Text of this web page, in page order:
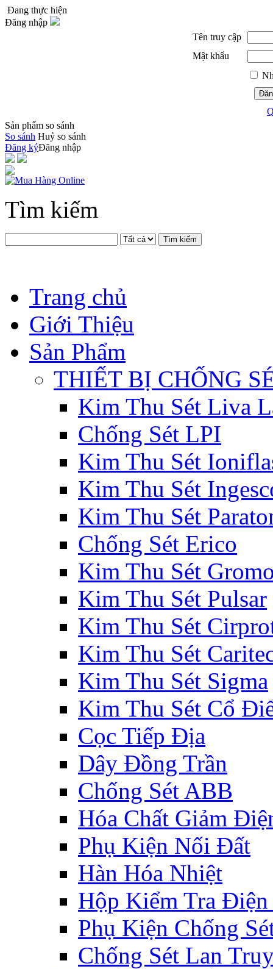
Đang thực hiện
Đăng nhập
Tên truy cập
Mật khẩu
Sản phẩm so sánh
So sánh Huỷ so sánh
Đăng kýĐăng nhập
Tìm kiếm
Tìm kiếm
Trang chủ
Giới Thiệu
Sản Phẩm
THIẾT BỊ CHỐNG
Kim Thu Sét Liva
Chống Sét LPI
Kim Thu Sét
Kim Thu Sét
Kim Thu Sét
Chống Sét Erico
Kim Thu Sét
Kim Thu Sét Pulsar
Kim Thu Sét
Kim Thu Sét
Kim Thu Sét Sigma
Kim Thu Sét Cổ
Cọc Tiếp Địa
Dây Đồng Trần
Chống Sét ABB
Hóa Chất Giảm
Phụ Kiện Nối Đất
Hàn Hóa Nhiệt
Hộp Kiểm Tra
Phụ Kiện Chống
Chống Sét Lan